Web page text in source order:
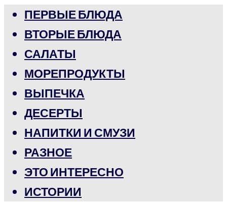
ПЕРВЫЕ БЛЮДА
ВТОРЫЕ БЛЮДА
САЛАТЫ
МОРЕПРОДУКТЫ
ВЫПЕЧКА
ДЕСЕРТЫ
НАПИТКИ И СМУЗИ
РАЗНОЕ
ЭТО ИНТЕРЕСНО
ИСТОРИИ